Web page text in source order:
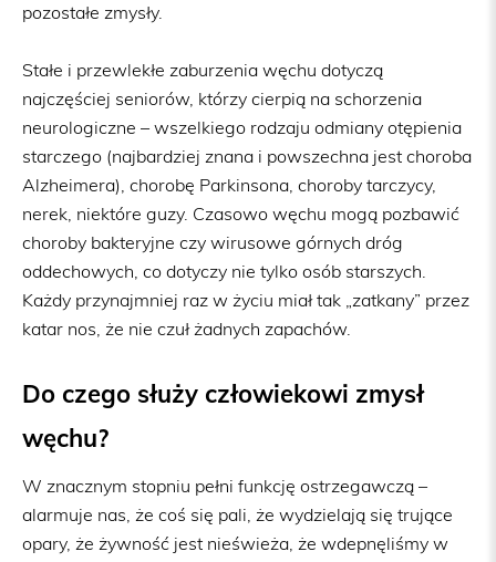
pozostałe zmysły.
Stałe i przewlekłe zaburzenia węchu dotyczą
najczęściej seniorów, którzy cierpią na schorzenia
neurologiczne – wszelkiego rodzaju odmiany otępienia
starczego (najbardziej znana i powszechna jest choroba
Alzheimera), chorobę Parkinsona, choroby tarczycy,
nerek, niektóre guzy. Czasowo węchu mogą pozbawić
choroby bakteryjne czy wirusowe górnych dróg
oddechowych, co dotyczy nie tylko osób starszych.
Każdy przynajmniej raz w życiu miał tak „zatkany” przez
katar nos, że nie czuł żadnych zapachów.
Do czego służy człowiekowi zmysł
węchu?
W znacznym stopniu pełni funkcję ostrzegawczą –
alarmuje nas, że coś się pali, że wydzielają się trujące
opary, że żywność jest nieświeża, że wdepnęliśmy w